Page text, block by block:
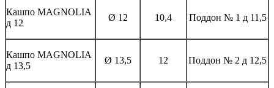
Кашпо MAGNOLIА
д 12
Ø 12 10,4 Поддон № 1 д 11,5
Кашпо MAGNOLIА
д 13,5
Ø 13,5 12 Поддон № 2 д 12,5